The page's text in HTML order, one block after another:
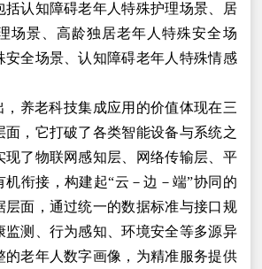
括认知障碍老年人特殊护理场景、居
场景、高龄独居老年人特殊安全场
安全场景、认知障碍老年人特殊情感
，养老科技集成应用的价值体现在三
面，它打破了各类智能设备与系统之
现了物联网感知层、网络传输层、平
机衔接，构建起“云－边－端”协同的
层面，通过统一的数据标准与接口规
监测、行为感知、环境安全等多源异
的老年人数字画像，为精准服务提供